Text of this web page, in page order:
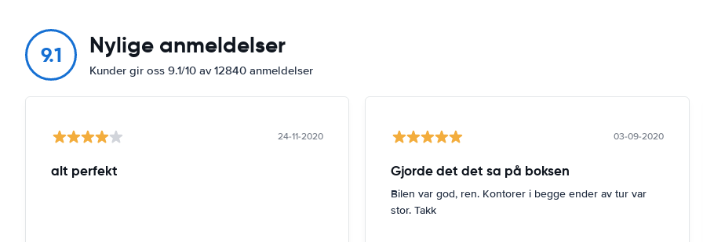
9.1 Nylige anmeldelser
Kunder gir oss 9.1/10 av 12840 anmeldelser
24-11-2020
alt perfekt
03-09-2020
Gjorde det det sa på boksen
Bilen var god, ren. Kontorer i begge ender av tur var
stor. Takk